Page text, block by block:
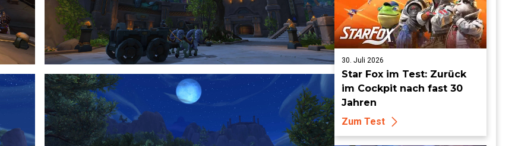
30. Juli 2026
Star Fox im Test: Zurück
im Cockpit nach fast 30
Jahren
Zum Test